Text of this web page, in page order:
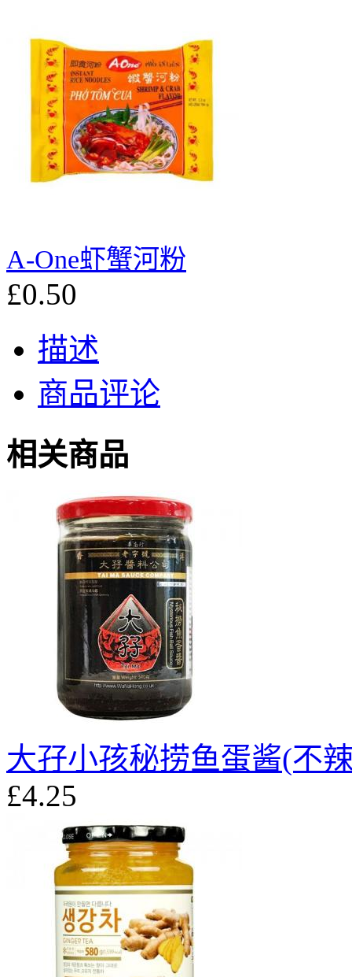
A-One虾蟹河粉
£0.50
描述
商品评论
相关商品
大孖小孩秘捞鱼蛋酱(不
£4.25